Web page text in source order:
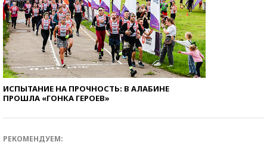
ИСПЫТАНИЕ НА ПРОЧНОСТЬ: В АЛАБИНЕ
ПРОШЛА «ГОНКА ГЕРОЕВ»
РЕКОМЕНДУЕМ: